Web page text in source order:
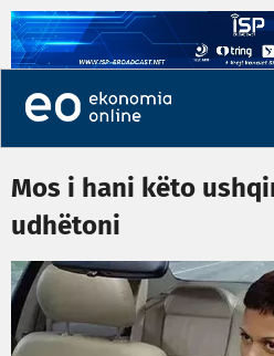
Mos i hani këto
udhëtoni